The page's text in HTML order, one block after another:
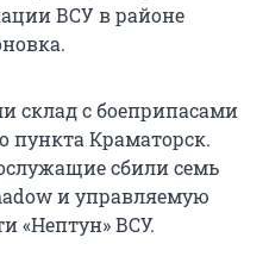
ВСУ в районе
склад с боеприпасами
пункта Краматорск.
сбили семь
и управляемую
«Нептун» ВСУ.